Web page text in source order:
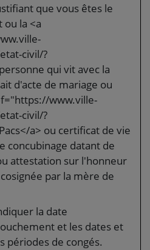
que vous êtes le
ou la <a
civil/?
qui vit avec la
d'acte de mariage ou
www.ville-
civil/?
a> ou certificat de vie
concubinage datant de
attestation sur l'honneur
par la mère de
la date
et les dates et
périodes de congés.